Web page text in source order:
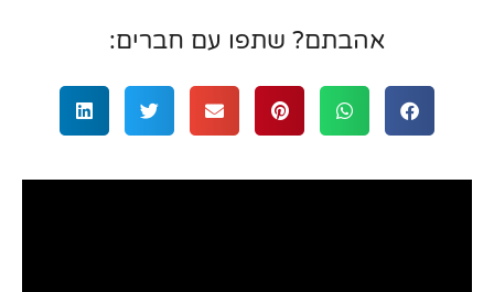
אהבתם? שתפו עם חברים: